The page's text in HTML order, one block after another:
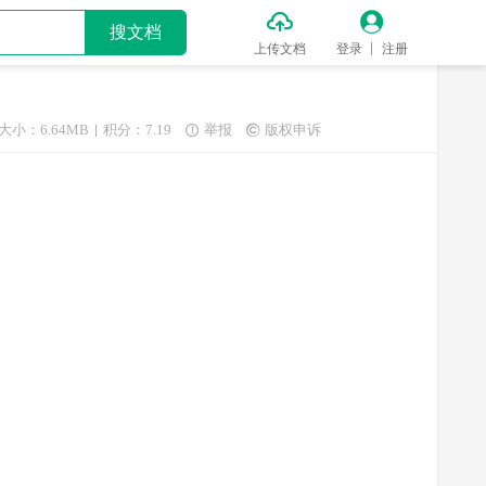
搜文档 
上传文档

登录 注册
小：6.64MB 积分：7.19  举报  版权申诉